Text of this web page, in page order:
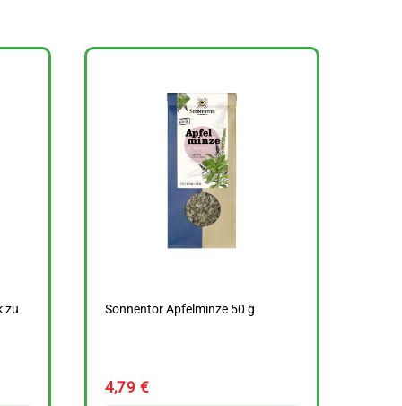
zu
Sonnentor Apfelminze 50 g
4,79 €